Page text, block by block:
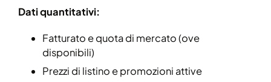
Dati quantitativi:
Fatturato e quota di mercato (ove
disponibili)
Prezzi di listino e promozioni attive